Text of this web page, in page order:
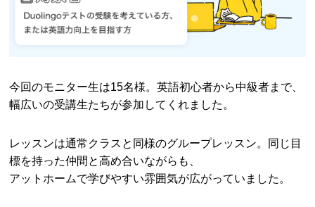
今回のモニター生は15名様。英語初心者から中級者まで、
幅広いの受講生たちが参加してくれました。
レッスンは通常クラスと同様のグループレッスン。同じ目
標を持った仲間と高め合いながらも、
アットホームで学びやすい雰囲気が広がっていました。